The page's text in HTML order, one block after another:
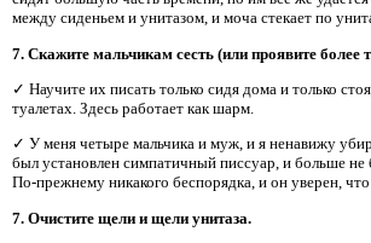
между сиденьем и унитазом, и моча стекает по
7. Скажите мальчикам сесть (или проявите более
✓ Научите их писать только сидя дома и только
туалетах. Здесь работает как шарм.
✓ У меня четыре мальчика и муж, и я ненавижу
был установлен симпатичный писсуар, и больше
По-прежнему никакого беспорядка, и он уверен,
7. Очистите щели и щели унитаза.